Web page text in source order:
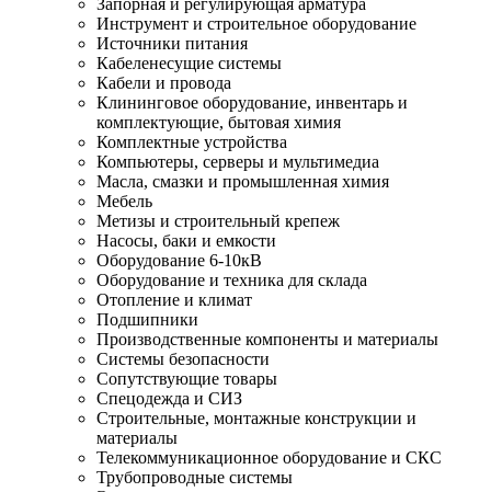
Запорная и регулирующая арматура
Инструмент и строительное оборудование
Источники питания
Кабеленесущие системы
Кабели и провода
Клининговое оборудование, инвентарь и
комплектующие, бытовая химия
Комплектные устройства
Компьютеры, серверы и мультимедиа
Масла, смазки и промышленная химия
Мебель
Метизы и строительный крепеж
Насосы, баки и емкости
Оборудование 6-10кВ
Оборудование и техника для склада
Отопление и климат
Подшипники
Производственные компоненты и материалы
Системы безопасности
Сопутствующие товары
Спецодежда и СИЗ
Строительные, монтажные конструкции и
материалы
Телекоммуникационное оборудование и СКС
Трубопроводные системы